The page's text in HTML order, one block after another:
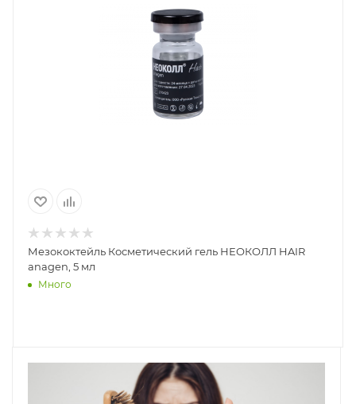
Мезококтейль Косметический гель НЕОКОЛЛ HAIR
anagen, 5 мл
Много